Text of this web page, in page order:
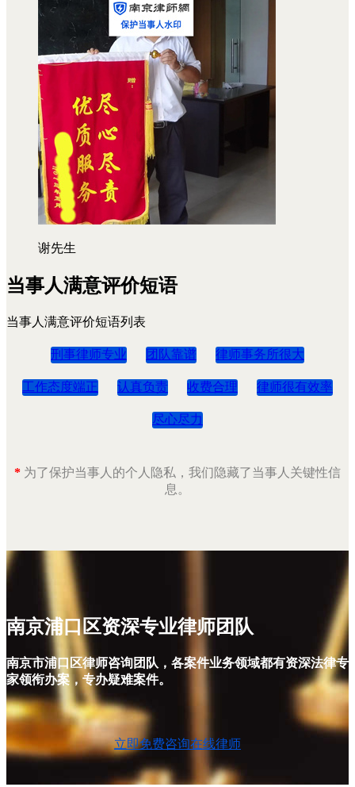
谢先生
当事人满意评价短语
当事人满意评价短语列表
刑事律师专业 团队靠谱 律师事务所很大
工作态度端正 认真负责 收费合理 律师很有效率
尽心尽力
* 为了保护当事人的个人隐私，我们隐藏了当事人关键性信
息。
南京浦口区资深专业律师团队
南京市浦口区律师咨询团队，各案件业务领域都有资深法律专
家领衔办案，专办疑难案件。
立即免费咨询在线律师